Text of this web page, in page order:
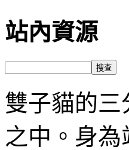
站內資源
雙子貓的
之中。身